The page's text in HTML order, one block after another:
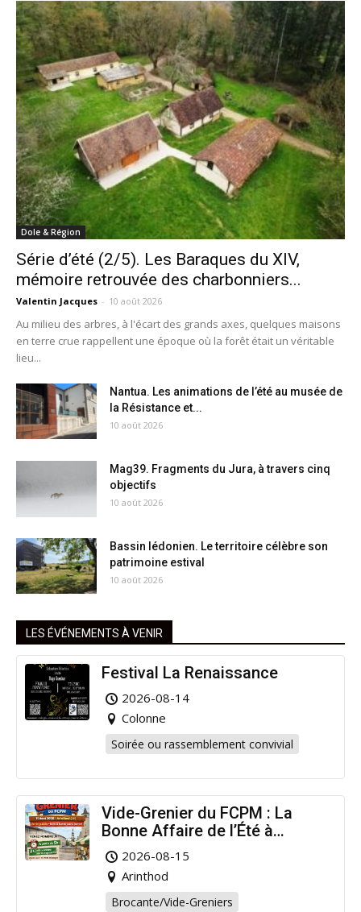
Dole & Région
Série d’été (2/5). Les Baraques du XIV,
mémoire retrouvée des charbonniers...
Valentin Jacques - 10 août 2026
Au milieu des arbres, à l'écart des grands axes, quelques maisons
en terre crue rappellent une époque où la forêt était un véritable
lieu...
Nantua. Les animations de l’été au musée de
la Résistance et...
10 août 2026
Mag39. Fragments du Jura, à travers cinq
objectifs
10 août 2026
Bassin lédonien. Le territoire célèbre son
patrimoine estival
10 août 2026
LES ÉVÉNEMENTS À VENIR
Festival La Renaissance
2026-08-14
Colonne
Soirée ou rassemblement convivial
Vide-Grenier du FCPM : La
Bonne Affaire de l’Été à
Arinthod !
2026-08-15
Arinthod
Brocante/Vide-Greniers